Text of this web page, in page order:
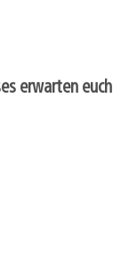
erwarten euch